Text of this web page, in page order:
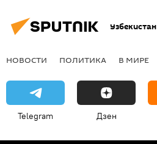
Узбекистан
НОВОСТИ ПОЛИТИКА В МИРЕ
Telegram Дзен